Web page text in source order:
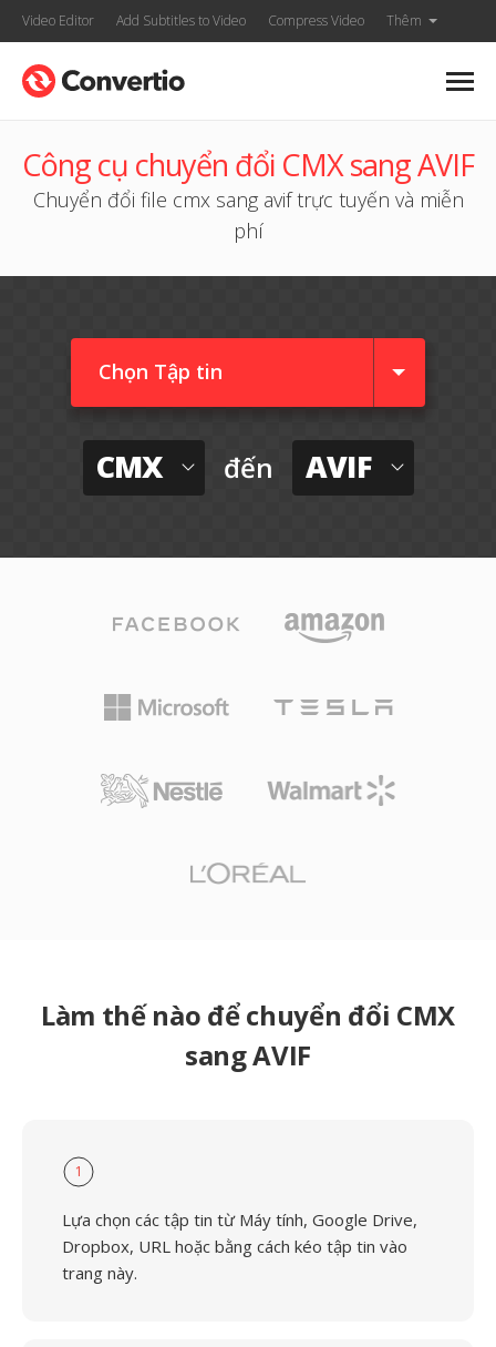
Video Editor Add Subtitles to Video Compress Video Thêm
Công cụ chuyển đổi CMX sang AVIF
Chuyển đổi file cmx sang avif trực tuyến và miễn
phí
Chọn Tập tin
CMX đến AVIF
Làm thế nào để chuyển đổi CMX
sang AVIF
1
Lựa chọn các tập tin từ Máy tính, Google Drive,
Dropbox, URL hoặc bằng cách kéo tập tin vào
trang này.